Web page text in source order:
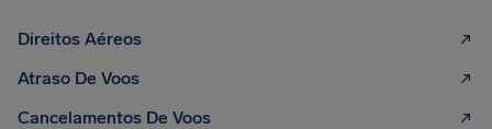
Direitos Aéreos
Atraso De Voos
Cancelamentos De Voos